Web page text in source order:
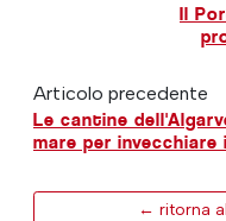
Il
Articolo precedente
Le cantine
mare per invecchiare
← ritorna